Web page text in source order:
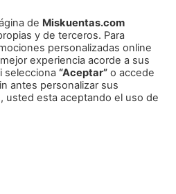
miskuentas2026
Sociales
de Miskuentas.com
y de terceros. Para
personalizadas online
experiencia acorde a sus
selecciona “Aceptar” o accede
antes personalizar sus
usted esta aceptando el uso de